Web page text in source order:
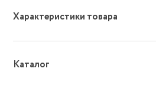
Характеристики товара
Каталог